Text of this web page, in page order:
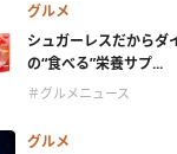
グルメ
シュガーレスだからダ
の“食べる”栄養サプ...
＃グルメニュース
グルメ